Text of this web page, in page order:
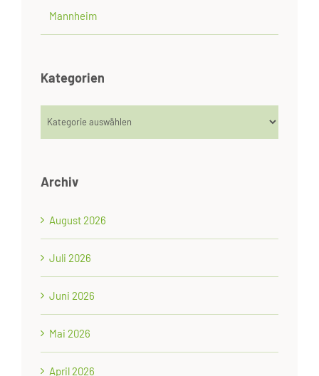
Mannheim
Kategorien
Kategorien
Archiv
August 2026
Juli 2026
Juni 2026
Mai 2026
April 2026